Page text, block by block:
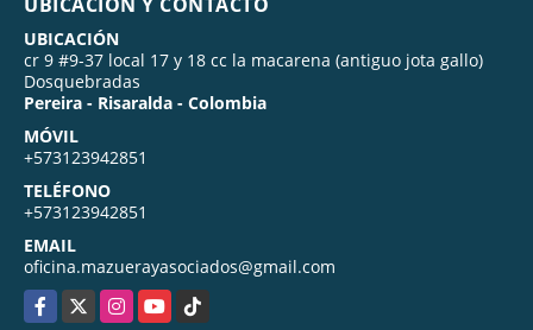
UBICACIÓN Y CONTACTO
UBICACIÓN
cr 9 #9-37 local 17 y 18 cc la macarena (antiguo jota gallo)
Dosquebradas
Pereira - Risaralda - Colombia
MÓVIL
+573123942851
TELÉFONO
+573123942851
EMAIL
oficina.mazuerayasociados@gmail.com